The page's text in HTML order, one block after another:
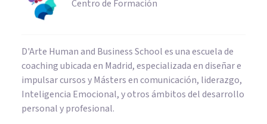
Centro de Formación
D'Arte Human and Business School es una escuela de
coaching ubicada en Madrid, especializada en diseñar e
impulsar cursos y Másters en comunicación, liderazgo,
Inteligencia Emocional, y otros ámbitos del desarrollo
personal y profesional.